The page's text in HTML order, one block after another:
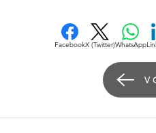
FacebookX (Twitter)WhatsApp